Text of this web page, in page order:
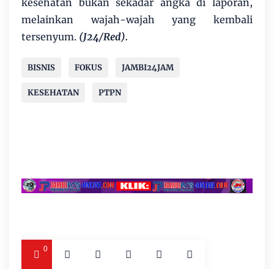
melainkan wajah-wajah yang kembali
tersenyum. (J24/Red).
BISNIS FOKUS JAMBI24JAM
KESEHATAN PTPN
0